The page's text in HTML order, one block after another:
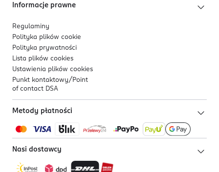
Informacje prawne
Regulaminy
Polityka plików cookie
Polityka prywatności
Lista plików cookies
Ustawienia plików cookies
Punkt kontaktowy/ Point
of contact DSA
Metody płatności
Nasi dostawcy